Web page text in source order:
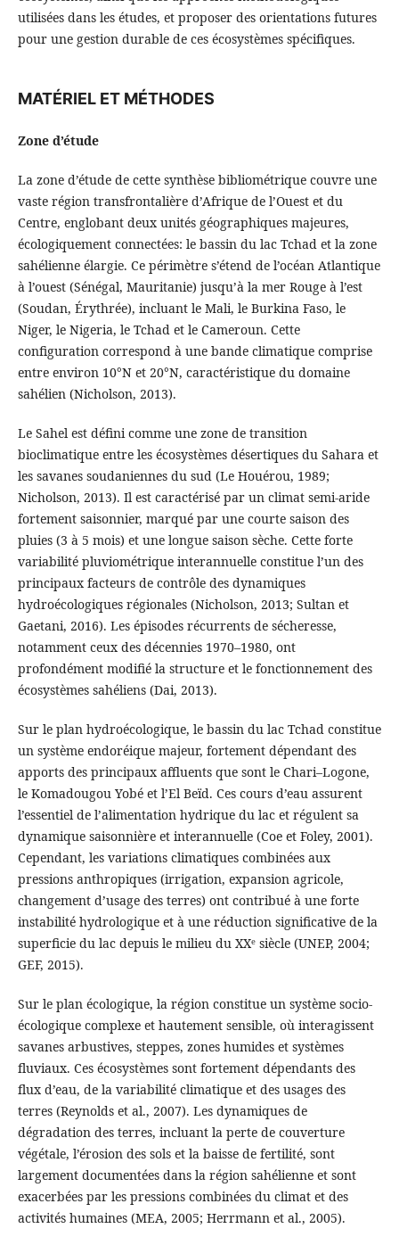
utilisées dans les études, et proposer des orientations futures
pour une gestion durable de ces écosystèmes spécifiques.
MATÉRIEL ET MÉTHODES
Zone d’étude
La zone d’étude de cette synthèse bibliométrique couvre une
vaste région transfrontalière d’Afrique de l’Ouest et du
Centre, englobant deux unités géographiques majeures,
écologiquement connectées: le bassin du lac Tchad et la zone
sahélienne élargie. Ce périmètre s’étend de l’océan Atlantique
à l’ouest (Sénégal, Mauritanie) jusqu’à la mer Rouge à l’est
(Soudan, Érythrée), incluant le Mali, le Burkina Faso, le
Niger, le Nigeria, le Tchad et le Cameroun. Cette
configuration correspond à une bande climatique comprise
entre environ 10°N et 20°N, caractéristique du domaine
sahélien (Nicholson, 2013).
Le Sahel est défini comme une zone de transition
bioclimatique entre les écosystèmes désertiques du Sahara et
les savanes soudaniennes du sud (Le Houérou, 1989;
Nicholson, 2013). Il est caractérisé par un climat semi-aride
fortement saisonnier, marqué par une courte saison des
pluies (3 à 5 mois) et une longue saison sèche. Cette forte
variabilité pluviométrique interannuelle constitue l’un des
principaux facteurs de contrôle des dynamiques
hydroécologiques régionales (Nicholson, 2013; Sultan et
Gaetani, 2016). Les épisodes récurrents de sécheresse,
notamment ceux des décennies 1970–1980, ont
profondément modifié la structure et le fonctionnement des
écosystèmes sahéliens (Dai, 2013).
Sur le plan hydroécologique, le bassin du lac Tchad constitue
un système endoréique majeur, fortement dépendant des
apports des principaux affluents que sont le Chari–Logone,
le Komadougou Yobé et l’El Beïd. Ces cours d’eau assurent
l’essentiel de l’alimentation hydrique du lac et régulent sa
dynamique saisonnière et interannuelle (Coe et Foley, 2001).
Cependant, les variations climatiques combinées aux
pressions anthropiques (irrigation, expansion agricole,
changement d’usage des terres) ont contribué à une forte
instabilité hydrologique et à une réduction significative de la
superficie du lac depuis le milieu du XXᵉ siècle (UNEP, 2004;
GEF, 2015).
Sur le plan écologique, la région constitue un système socio-
écologique complexe et hautement sensible, où interagissent
savanes arbustives, steppes, zones humides et systèmes
fluviaux. Ces écosystèmes sont fortement dépendants des
flux d’eau, de la variabilité climatique et des usages des
terres (Reynolds et al., 2007). Les dynamiques de
dégradation des terres, incluant la perte de couverture
végétale, l’érosion des sols et la baisse de fertilité, sont
largement documentées dans la région sahélienne et sont
exacerbées par les pressions combinées du climat et des
activités humaines (MEA, 2005; Herrmann et al., 2005).